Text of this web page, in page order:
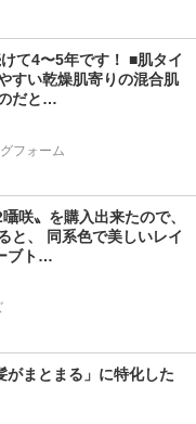
て4〜5年です！ ■肌タイ
すい乾燥肌寄りの混合肌
だと…
フォーム
咲〟を購入出来たので、
と、 同系色で美しいレイ
ブト…
がまとまる」に特化した